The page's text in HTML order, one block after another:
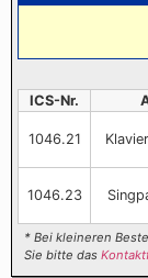
ICS-Nr.
1046.21
1046.23
* Bei kleineren
Sie bitte das